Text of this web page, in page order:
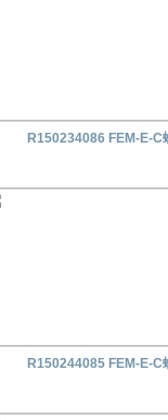
R150234086 FEM-E-C
R150244085 FEM-E-C